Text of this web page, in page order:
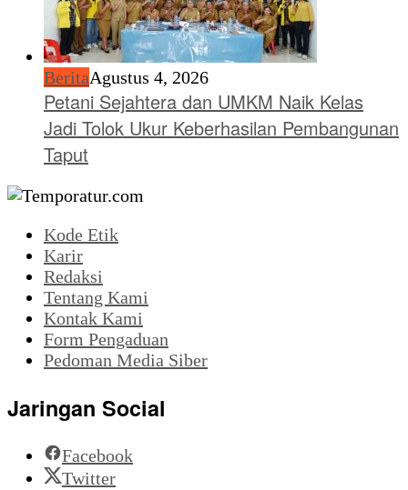
BeritaAgustus 4, 2026
Petani Sejahtera dan UMKM Naik Kelas
Jadi Tolok Ukur Keberhasilan Pembangunan
Taput
Kode Etik
Karir
Redaksi
Tentang Kami
Kontak Kami
Form Pengaduan
Pedoman Media Siber
Jaringan Social
Facebook
Twitter